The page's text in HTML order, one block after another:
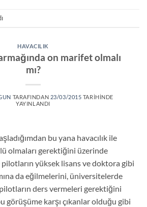
HAVACILIK
on marifet olmalı
mı?
TARAFINDAN 23/03/2015 TARIHINDE
YAYINLANDI
bu yana havacılık ile
olmaları gerektiğini üzerinde
yüksek lisans ve doktora gibi
da eğilmelerini, üniversitelerde
ders vermeleri gerektiğini
görüşüme karşı çıkanlar olduğu gibi